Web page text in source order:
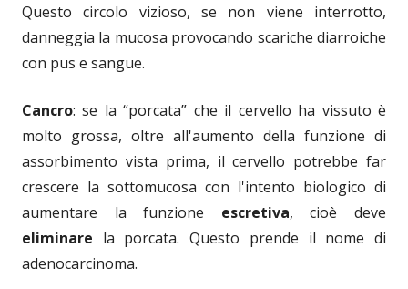
Questo circolo vizioso, se non viene interrotto,
danneggia la mucosa provocando scariche diarroiche
con pus e sangue.
Cancro: se la “porcata” che il cervello ha vissuto è
molto grossa, oltre all'aumento della funzione di
assorbimento vista prima, il cervello potrebbe far
crescere la sottomucosa con l'intento biologico di
aumentare la funzione escretiva, cioè deve
eliminare la porcata. Questo prende il nome di
adenocarcinoma.